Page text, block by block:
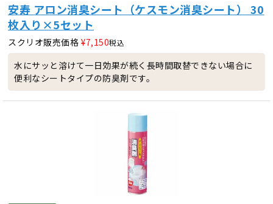
安寿 アロン消臭シート（ケスモン消臭シート） 30
枚入り×5セット
スクリオ販売価格 ¥7,150税込
水にサッと溶けて一日効果が続く長時間取替できない場合に
便利なシートタイプの防臭剤です。